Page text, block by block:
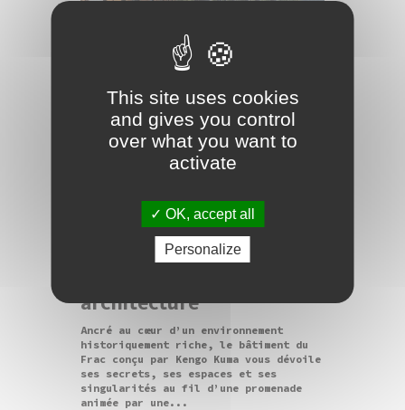
Journées européennes du
architecture
Ancré au cœur d’un environnement
historiquement riche, le bâtiment du
Frac conçu par Kengo Kuma vous dévoile
ses secrets, ses espaces et ses
singularités au fil d’une promenade
animée par une...
This site uses cookies
and gives you control
over what you want to
activate
OK, accept all
Personalize